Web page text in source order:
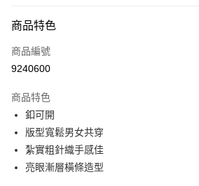
付款後全家取貨
萊爾富取貨付款
付款後萊爾富取貨
每筆NT$60，滿NT$1,000(含以上)免運費
7-11取貨付款
每筆NT$60，滿NT$1,000(含以上)免運費
商品特色
商品編號
9240600
商品特色
釦可開
版型寬鬆男女共穿
紮實粗針織手感佳
亮眼漸層橫條造型